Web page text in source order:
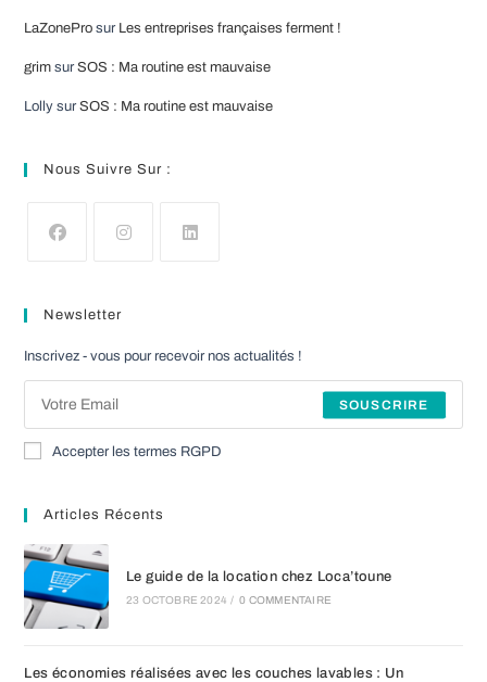
LaZonePro sur Les entreprises françaises ferment !
grim surSOS : Ma routine est mauvaise
Lolly surSOS : Ma routine est mauvaise
Nous Suivre Sur :
nouvel
onglet
nouvel
onglet
nouvel
onglet
Newsletter
Inscrivez - vous pour recevoir nos actualités !
SOUSCRIRE
Accepter les termes RGPD
Articles Récents
Le guide de la location chez Loca’toune
23 OCTOBRE 2024 / 0 COMMENTAIRE
Les économies réalisées avec les couches lavables : Un